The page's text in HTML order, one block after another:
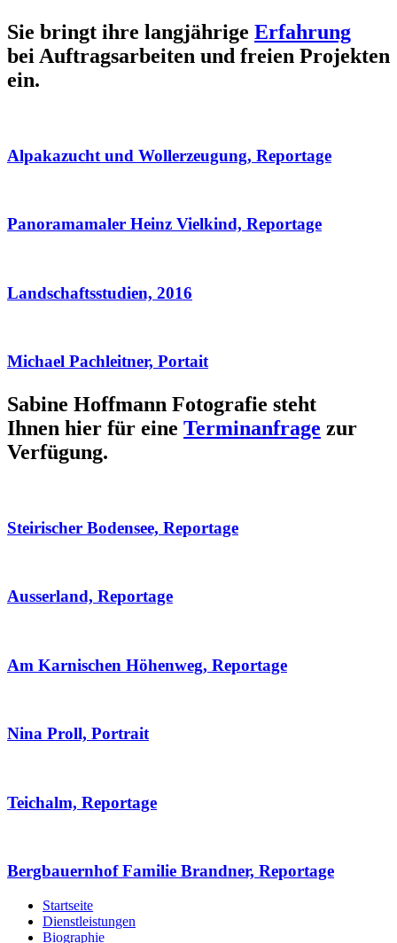
Sie bringt ihre langjährige Erfahrung
bei Auftragsarbeiten und freien Projekten
ein.
Alpakazucht und Wollerzeugung, Reportage
Panoramamaler Heinz Vielkind, Reportage
Landschaftsstudien, 2016
Michael Pachleitner, Portait
Sabine Hoffmann Fotografie steht
Ihnen hier für eine Terminanfrage zur
Verfügung.
Steirischer Bodensee, Reportage
Ausserland, Reportage
Am Karnischen Höhenweg, Reportage
Nina Proll, Portrait
Teichalm, Reportage
Bergbauernhof Familie Brandner, Reportage
Startseite
Dienstleistungen
Biographie